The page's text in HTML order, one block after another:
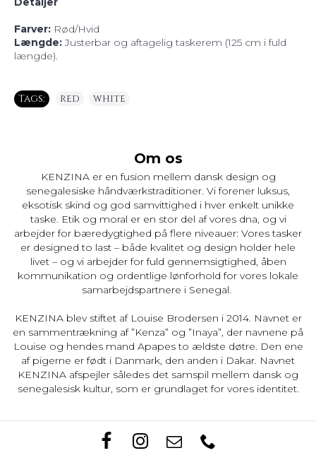
Farver: Rød/Hvid
Længde:Justerbar og aftagelig taskerem (125 cm i fuld
længde).
Tags: red white
Om os
KENZINA er en fusion mellem dansk design og
senegalesiske håndværkstraditioner. Vi forener luksus,
eksotisk skind og god samvittighed i hver enkelt unikke
taske. Etik og moral er en stor del af vores dna, og vi
arbejder for bæredygtighed på flere niveauer: Vores tasker
er designed to last – både kvalitet og design holder hele
livet – og vi arbejder for fuld gennemsigtighed, åben
kommunikation og ordentlige lønforhold for vores lokale
samarbejdspartnere i Senegal.
KENZINA blev stiftet af Louise Brodersen i 2014. Navnet er
en sammentrækning af ”Kenza” og ”Inaya”, der navnene på
Louise og hendes mand Apapes to ældste døtre. Den ene
af pigerne er født i Danmark, den anden i Dakar. Navnet
KENZINA afspejler således det samspil mellem dansk og
senegalesisk kultur, som er grundlaget for vores identitet.